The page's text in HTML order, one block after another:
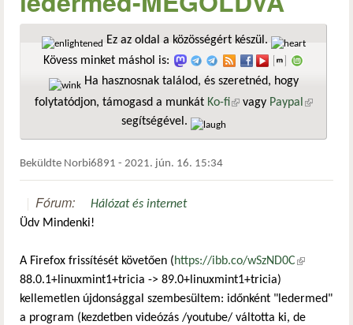
Ez az oldal a közösségért készül.
Kövess minket máshol is:
Ha hasznosnak találod, és szeretnéd, hogy
folytatódjon, támogasd a munkát Ko-fi(külső hivatkozás)
vagy Paypal
segítségével.
Beküldte Norbi6891 - 2021. jún. 16. 15:34
Fórum:
Hálózat és internet
Üdv Mindenki!
A Firefox frissítését követően (https://ibb.co/wSzND0C(külső
88.0.1+linuxmint1+tricia -> 89.0+linuxmint1+tricia)
kellemetlen újdonsággal szembesültem: időnként "ledermed"
a program (kezdetben videózás /youtube/ váltotta ki, de